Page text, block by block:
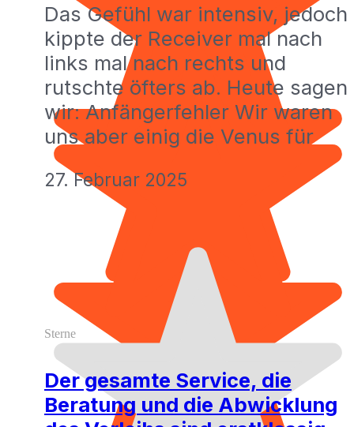
Das Gefühl war intensiv, jedoch
kippte der Receiver mal nach
links mal nach rechts und
rutschte öfters ab. Heute sagen
wir: Anfängerfehler Wir waren
uns aber einig die Venus für
27. Februar 2025
Sterne
Der gesamte Service, die
Beratung und die Abwicklung